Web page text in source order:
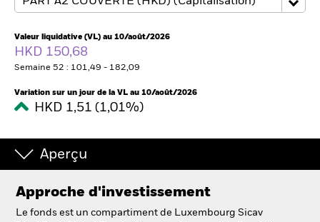
ETFs & Fonds indiciels
Documents
Change location
Valeur liquidative (VL) au 10/août/2026
HKD 150,68
Semaine 52 : 101,49 - 182,09
Variation sur un jour de la VL au 10/août/2026
HKD 1,51 (1,01%)
Aperçu
Approche d'investissement
Le fonds est un compartiment de Luxembourg Sicav